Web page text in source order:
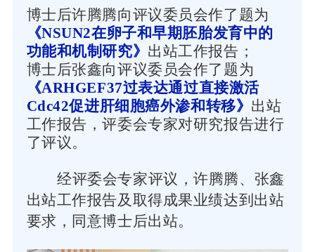
博士后许腾腾向评议委员会作了题为
《NSUN2在卵子和早期胚胎发育中的
功能和机制研究》 出站工作报告；
博士后张鑫向评议委员会作了题为
《ARHGEF37过表达通过直接激活
Cdc42促进肝细胞癌外渗和转移》 出站
工作报告，评委会专家对研究报告进行
了评议。
经评委会专家评议，许腾腾、张鑫
出站工作报告及取得成果业绩达到出站
要求，同意博士后出站。